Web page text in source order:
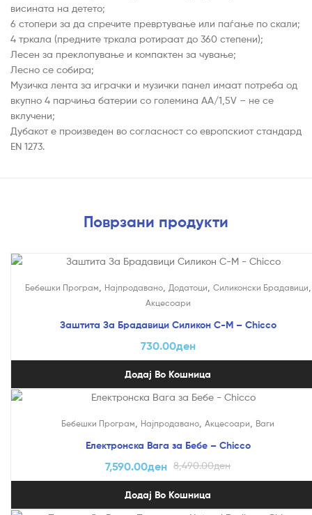
висината на детето;
6 стопери за да спречите превртување или паѓање по скали;
4 тркала (предните тркала ротираат до 360 степени);
Лесен за преклопување и компактен за чување;
Лесно се собира;
Музичка лента за играчки и музички панел имаат потреба од
вкупно 4 парчиња батерии со големина АА/1,5V – не се
вклучени;
Дубакот е произведен во согласност со европскиот стандард
EN 1273.
Поврзани продукти
Бебешки Програм Најпродавано, Додатоци Силиконски Брадавици
Акцесоари
Заштита За Брадавици Силикон С-М – Chicco
730.00ден
Додај Во Кошница
Бебешки Програм Најпродавано Акцесоари Ваги
Електронска Вага за Бебе – Chicco
8,490.00ден
7,590.00ден
Додај Во Кошница